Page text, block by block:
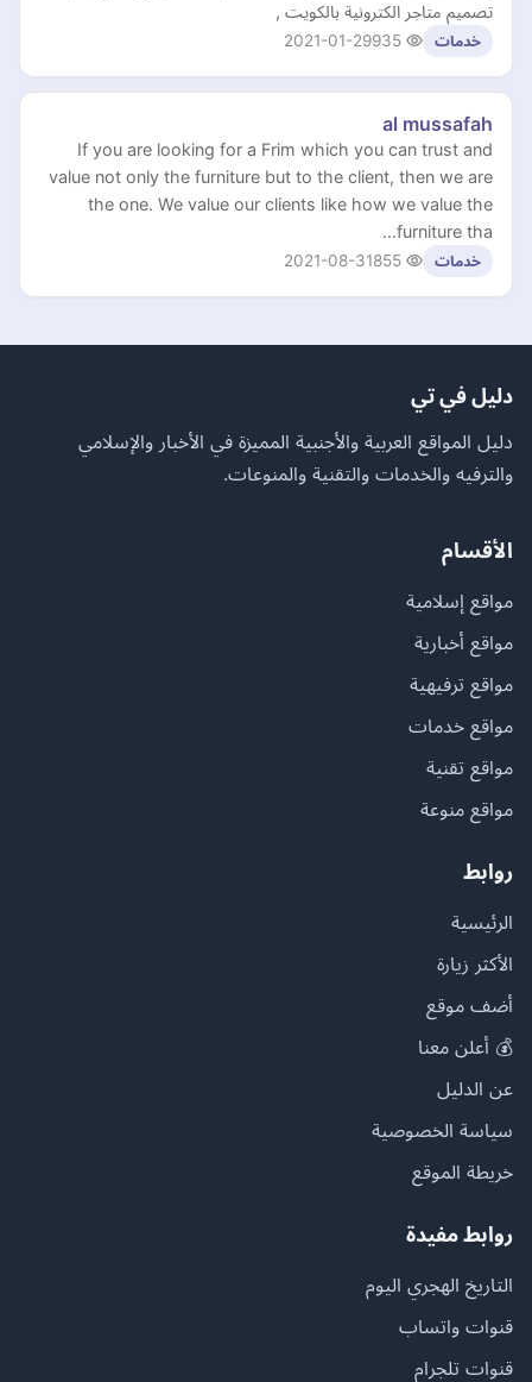
تصميم متاجر الكترونية بالكويت ,
خدمات 2021-01-29
al mussafah
If you are looking for a Frim which you can trust and
value not only the furniture but to the client, then we are
the one. We value our clients like how we value the
furniture tha…
خدمات 2021-08-31
دليل في تي
دليل المواقع العربية والأجنبية المميزة في الأخبار والإسلامي
والترفيه والخدمات والتقنية والمنوعات.
الأقسام
مواقع إسلامية
مواقع أخبارية
مواقع ترفيهية
مواقع خدمات
مواقع تقنية
مواقع منوعة
روابط
الرئيسية
الأكثر زيارة
أضف موقع
💰 أعلن معنا
عن الدليل
سياسة الخصوصية
خريطة الموقع
روابط مفيدة
التاريخ الهجري اليوم
قنوات واتساب
قنوات تلجرام